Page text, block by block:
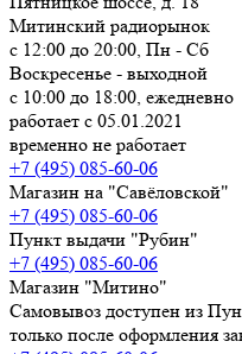
Митинский радиорынок
с 12:00 до 20:00, Пн - Сб
Воскресенье - выходной
с 10:00 до 18:00, ежедневно
работает с 05.01.2021
временно не работает
+7 (495) 085-60-06
Магазин на "Савёловской"
+7 (495) 085-60-06
Пункт выдачи "Рубин"
+7 (495) 085-60-06
Магазин "Митино"
Самовывоз доступен из
только после оформления